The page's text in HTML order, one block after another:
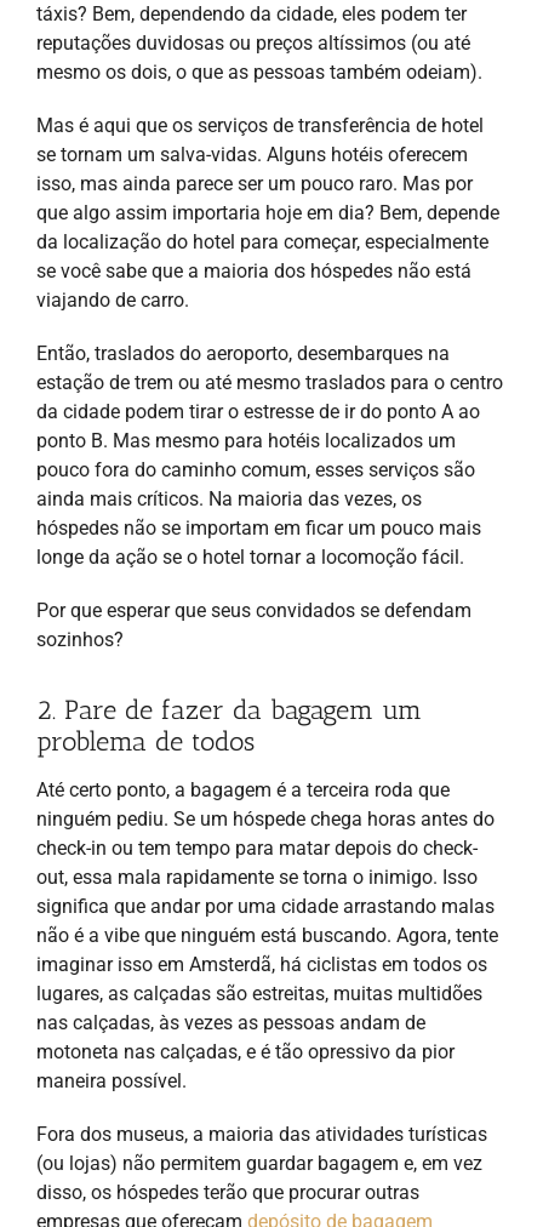
táxis? Bem, dependendo da cidade, eles podem ter
reputações duvidosas ou preços altíssimos (ou até
mesmo os dois, o que as pessoas também odeiam).
Mas é aqui que os serviços de transferência de hotel
se tornam um salva-vidas. Alguns hotéis oferecem
isso, mas ainda parece ser um pouco raro. Mas por
que algo assim importaria hoje em dia? Bem, depende
da localização do hotel para começar, especialmente
se você sabe que a maioria dos hóspedes não está
viajando de carro.
Então, traslados do aeroporto, desembarques na
estação de trem ou até mesmo traslados para o centro
da cidade podem tirar o estresse de ir do ponto A ao
ponto B. Mas mesmo para hotéis localizados um
pouco fora do caminho comum, esses serviços são
ainda mais críticos. Na maioria das vezes, os
hóspedes não se importam em ficar um pouco mais
longe da ação se o hotel tornar a locomoção fácil.
Por que esperar que seus convidados se defendam
sozinhos?
2. Pare de fazer da bagagem um
problema de todos
Até certo ponto, a bagagem é a terceira roda que
ninguém pediu. Se um hóspede chega horas antes do
check-in ou tem tempo para matar depois do check-
out, essa mala rapidamente se torna o inimigo. Isso
significa que andar por uma cidade arrastando malas
não é a vibe que ninguém está buscando. Agora, tente
imaginar isso em Amsterdã, há ciclistas em todos os
lugares, as calçadas são estreitas, muitas multidões
nas calçadas, às vezes as pessoas andam de
motoneta nas calçadas, e é tão opressivo da pior
maneira possível.
Fora dos museus, a maioria das atividades turísticas
(ou lojas) não permitem guardar bagagem e, em vez
disso, os hóspedes terão que procurar outras
empresas que ofereçam depósito de bagagem